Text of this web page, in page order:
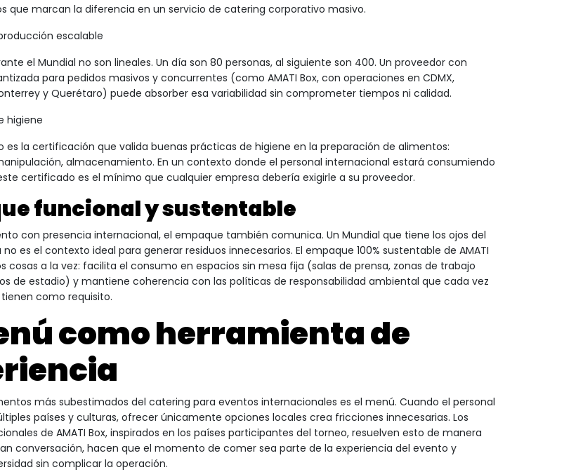
que marcan la diferencia en un servicio de catering corporativo masivo.
escalable
el Mundial no son lineales. Un día son 80 personas, al siguiente son 400. Un proveedor con
para pedidos masivos y concurrentes (como AMATI Box, con operaciones en CDMX,
y Querétaro) puede absorber esa variabilidad sin comprometer tiempos ni calidad.
higiene
es la certificación que valida buenas prácticas de higiene en la preparación de alimentos:
almacenamiento. En un contexto donde el personal internacional estará consumiendo
certificado es el mínimo que cualquier empresa debería exigirle a su proveedor.
funcional y sustentable
con presencia internacional, el empaque también comunica. Un Mundial que tiene los ojos del
es el contexto ideal para generar residuos innecesarios. El empaque 100% sustentable de AMATI
cosas a la vez: facilita el consumo en espacios sin mesa fija (salas de prensa, zonas de trabajo
de estadio) y mantiene coherencia con las políticas de responsabilidad ambiental que cada vez
como requisito.
como herramienta de
más subestimados del catering para eventos internacionales es el menú. Cuando el personal
países y culturas, ofrecer únicamente opciones locales crea fricciones innecesarias. Los
de AMATI Box, inspirados en los países participantes del torneo, resuelven esto de manera
conversación, hacen que el momento de comer sea parte de la experiencia del evento y
sin complicar la operación.